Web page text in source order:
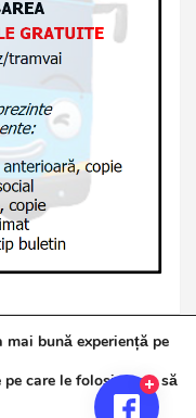
de Brăila
Theme Horse
bună experiență pe
care le folosim sau să